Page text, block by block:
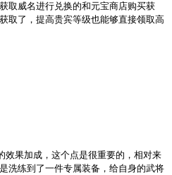
取威名进行兑换的和元宝商店购买获
取了，提高贵宾等级也能够直接领取高
效果加成，这个点是很重要的，相对来
洗练到了一件专属装备，给自身的武将